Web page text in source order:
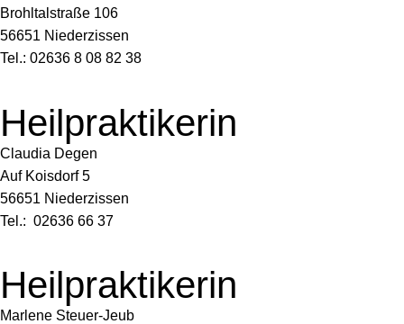
Brohltalstraße 106
56651 Niederzissen
Tel.: 02636 8 08 82 38
Heilpraktikerin
Claudia Degen
Auf Koisdorf 5
56651 Niederzissen
Tel.: 02636 66 37
Heilpraktikerin
Marlene Steuer-Jeub